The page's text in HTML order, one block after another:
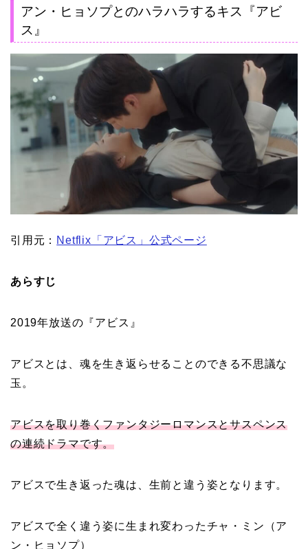
アン・ヒョソプとのハラハラするキス『アビ
ス』
引用元： Netflix「アビス」公式ページ
あらすじ
2019年放送の『アビス』
アビスとは、魂を生き返らせることのできる不思議な
玉。
アビスを取り巻くファンタジーロマンスとサスペンス
の連続ドラマです。
アビスで生き返った魂は、生前と違う姿となります。
アビスで全く違う姿に生まれ変わったチャ・ミン（ア
ン・ヒョソプ）